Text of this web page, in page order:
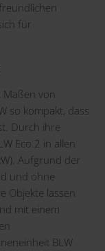
für
von
so kompakt, dass
Durch ihre
Eco.2 in allen
Aufgrund der
und ohne
Objekte lassen
mit einem
BLW